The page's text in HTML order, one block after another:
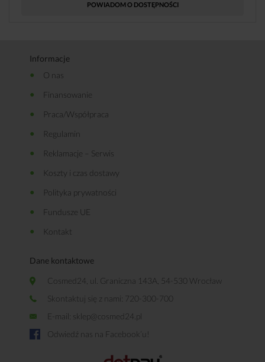
POWIADOM O DOSTĘPNOŚCI
Informacje
O nas
Finansowanie
Praca/Współpraca
Regulamin
Reklamacje – Serwis
Koszty i czas dostawy
Polityka prywatności
Fundusze UE
Kontakt
Dane kontaktowe
Cosmed24, ul. Graniczna 143A, 54-530 Wrocław
Skontaktuj się z nami: 720-300-700
E-mail: sklep@cosmed24.pl
Odwiedź nas na Facebook’u!